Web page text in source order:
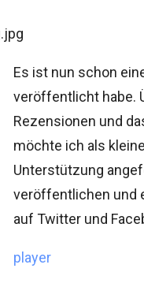
Es ist nun schon
veröffentlicht habe.
Rezensionen und
möchte ich als
Unterstützung
veröffentlichen und
auf Twitter und
player